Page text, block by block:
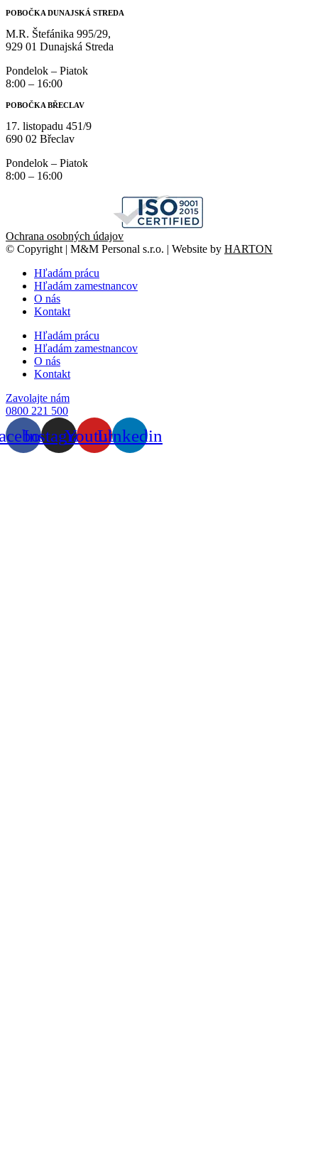
POBOČKA DUNAJSKÁ STREDA
M.R. Štefánika 995/29,
929 01 Dunajská Streda
Pondelok – Piatok
8:00 – 16:00
POBOČKA BŘECLAV
17. listopadu 451/9
690 02 Břeclav
Pondelok – Piatok
8:00 – 16:00
Ochrana osobných údajov
© Copyright | M&M Personal s.r.o. | Website by HARTON
Hľadám prácu
Hľadám zamestnancov
O nás
Kontakt
Hľadám prácu
Hľadám zamestnancov
O nás
Kontakt
Zavolajte nám
0800 221 500
InstagramYoutubeLinkedin